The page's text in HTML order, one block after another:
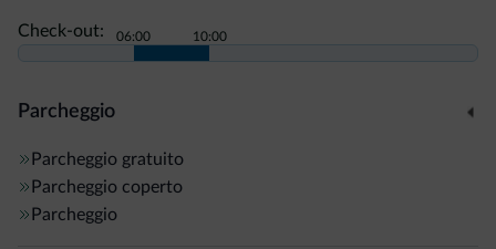
Check-out: 06:00 10:00
Parcheggio
Parcheggio gratuito
Parcheggio coperto
Parcheggio